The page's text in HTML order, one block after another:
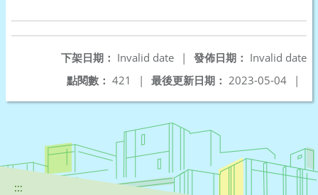
發佈日期： Invalid date
下架日期： Invalid date
|
最後更新日期： 2023-05-04 |
點閱數： 421 |
:::